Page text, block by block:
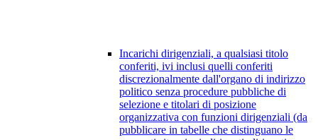
Incarichi dirigenziali, a qualsiasi titolo
conferiti, ivi inclusi quelli conferiti
discrezionalmente dall'organo di indirizzo
politico senza procedure pubbliche di
selezione e titolari di posizione
organizzativa con funzioni dirigenziali (da
pubblicare in tabelle che distinguano le